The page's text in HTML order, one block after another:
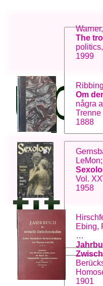
The
1999
Om
några
Trenne
1888
Vol.
1958
Ebing,
…
1901